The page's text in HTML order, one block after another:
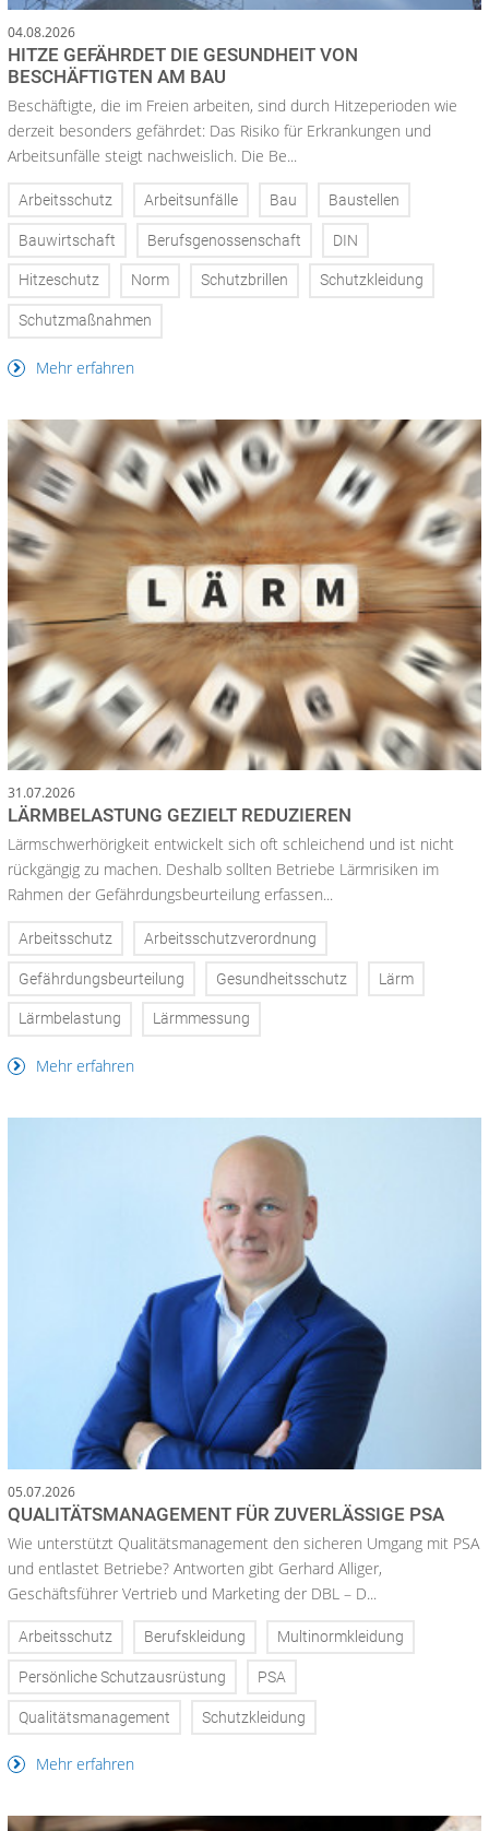
04.08.2026
HITZE GEFÄHRDET DIE GESUNDHEIT VON
BESCHÄFTIGTEN AM BAU
Beschäftigte, die im Freien arbeiten, sind durch Hitzeperioden wie
derzeit besonders gefährdet: Das Risiko für Erkrankungen und
Arbeitsunfälle steigt nachweislich. Die Be...
Arbeitsschutz Arbeitsunfälle Bau Baustellen
Bauwirtschaft Berufsgenossenschaft DIN
Hitzeschutz Norm Schutzbrillen Schutzkleidung
Schutzmaßnahmen
Mehr erfahren
31.07.2026
LÄRMBELASTUNG GEZIELT REDUZIEREN
Lärmschwerhörigkeit entwickelt sich oft schleichend und ist nicht
rückgängig zu machen. Deshalb sollten Betriebe Lärmrisiken im
Rahmen der Gefährdungsbeurteilung erfassen...
Arbeitsschutz Arbeitsschutzverordnung
Gefährdungsbeurteilung Gesundheitsschutz Lärm
Lärmbelastung Lärmmessung
Mehr erfahren
05.07.2026
QUALITÄTSMANAGEMENT FÜR ZUVERLÄSSIGE PSA
Wie unterstützt Qualitätsmanagement den sicheren Umgang mit PSA
und entlastet Betriebe? Antworten gibt Gerhard Alliger,
Geschäftsführer Vertrieb und Marketing der DBL – D...
Arbeitsschutz Berufskleidung Multinormkleidung
Persönliche Schutzausrüstung PSA
Qualitätsmanagement Schutzkleidung
Mehr erfahren